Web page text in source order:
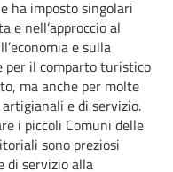
ha imposto singolari
e nell’approccio al
e sulla
per il comparto turistico
ma anche per molte
e di servizio.
i piccoli Comuni delle
sono preziosi
di servizio alla